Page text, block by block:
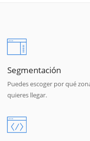
Segmentación
Puedes escoger por qué
quieres llegar.